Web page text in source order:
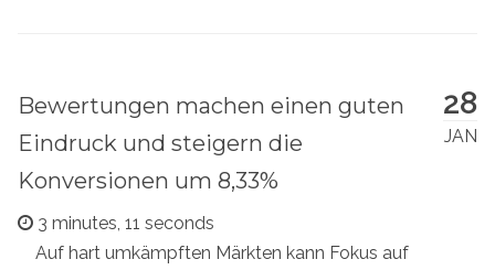
28
JAN
Bewertungen machen einen guten
Eindruck und steigern die
Konversionen um 8,33%
3 minutes, 11 seconds
Auf hart umkämpften Märkten kann Fokus auf